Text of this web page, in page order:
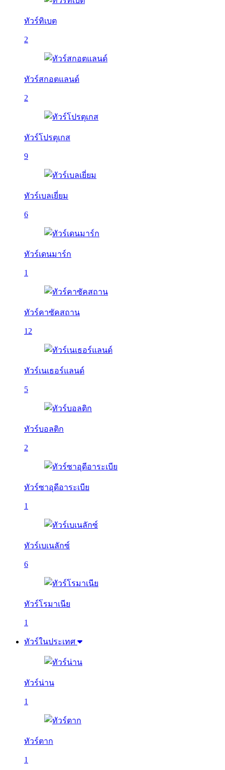
ทัวร์ทิเบต
2
ทัวร์สกอตแลนด์
2
ทัวร์โปรตุเกส
9
ทัวร์เบลเยี่ยม
6
ทัวร์เดนมาร์ก
1
ทัวร์คาซัคสถาน
12
ทัวร์เนเธอร์แลนด์
5
ทัวร์บอลติก
2
ทัวร์ซาอุดีอาระเบีย
1
ทัวร์เบเนลักซ์
6
ทัวร์โรมาเนีย
1
ทัวร์ในประเทศ
ทัวร์น่าน
1
ทัวร์ตาก
1